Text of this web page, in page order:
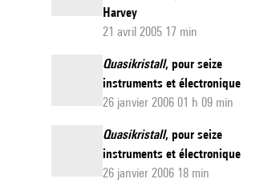
Harvey
21 avril 2005 17 min
Quasikristall, pour seize
instruments et électronique
26 janvier 2006 01 h 09 min
Quasikristall, pour seize
instruments et électronique
26 janvier 2006 18 min